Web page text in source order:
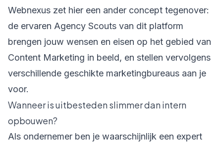
Webnexus zet hier een ander concept tegenover:
de ervaren Agency Scouts van dit platform
brengen jouw wensen en eisen op het gebied van
Content Marketing in beeld, en stellen vervolgens
verschillende geschikte marketingbureaus aan je
voor.
Wanneer is uitbesteden slimmer dan intern
opbouwen?
Als ondernemer ben je waarschijnlijk een expert